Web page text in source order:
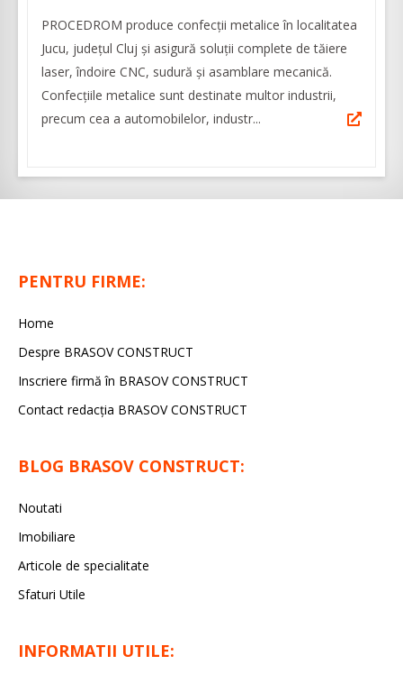
PROCEDROM produce confecții metalice în localitatea
Jucu, județul Cluj și asigură soluții complete de tăiere
laser, îndoire CNC, sudură și asamblare mecanică.
Confecțiile metalice sunt destinate multor industrii,
precum cea a automobilelor, industr...
PENTRU FIRME:
Home
Despre BRASOV CONSTRUCT
Inscriere firmă în BRASOV CONSTRUCT
Contact redacţia BRASOV CONSTRUCT
BLOG BRASOV CONSTRUCT:
Noutati
Imobiliare
Articole de specialitate
Sfaturi Utile
INFORMATII UTILE: